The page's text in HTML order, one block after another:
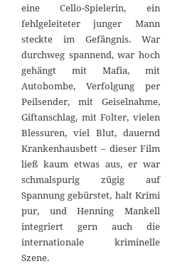
eine Cello-Spielerin, ein
fehlgeleiteter junger Mann
steckte im Gefängnis. War
durchweg spannend, war hoch
gehängt mit Mafia, mit
Autobombe, Verfolgung per
Peilsender, mit Geiselnahme,
Giftanschlag, mit Folter, vielen
Blessuren, viel Blut, dauernd
Krankenhausbett – dieser Film
ließ kaum etwas aus, er war
schmalspurig zügig auf
Spannung gebürstet, halt Krimi
pur, und Henning Mankell
integriert gern auch die
internationale kriminelle
Szene.